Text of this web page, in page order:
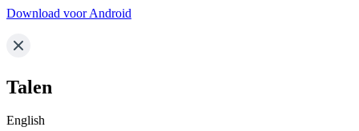
Download voor Android
Talen
English